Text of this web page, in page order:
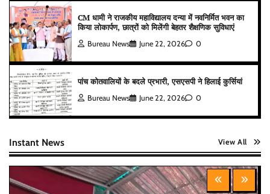
CM धामी ने राजकीय महाविद्यालय दन्या में नवनिर्मित भवन का
किया लोकार्पण, छात्रों को मिलेंगी बेहतर शैक्षणिक सुविधाएं
Bureau News June 22, 2026 0
पांच कोतवालियों के बदले प्रभारी, एसएसपी ने हिलाई कुर्सियां
Bureau News June 22, 2026 0
Instant News View All